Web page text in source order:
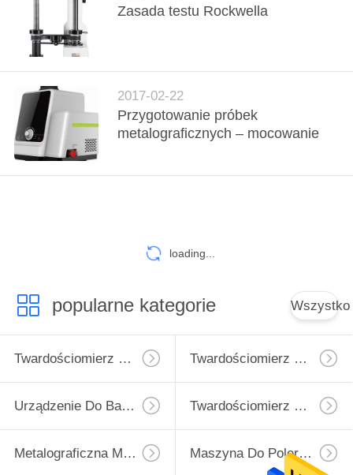
Zasada testu Rockwella
2017-02-22
Przygotowanie próbek
metalograficznych – mocowanie
loading...
popularne kategorie Wszystko
Twardościomierz Micro Vickers Twardościomierz Vickersa
Urządzenie Do Badania Twardości Rockwell Twardościomierz Brinella
Metalograficzna Maszyna Do Cięcia Maszyna Do Polerowania Metalograficznego